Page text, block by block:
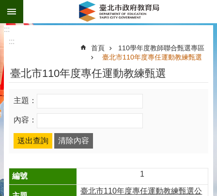
跳到主要內容區塊
:::
:::
首頁
110學年度教師聯合甄選專區
臺北市110年度專任運動教練甄選
臺北市110年度專任運動教練甄選
主題：
內容：
1
臺北市110年度專任運動教練甄選公